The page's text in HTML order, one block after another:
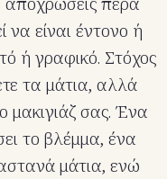
είναι έντονο ή
ή γραφικό. Στόχος
τα μάτια, αλλά
μακιγιάζ σας. Ένα
το βλέμμα, ένα
μάτια, ενώ